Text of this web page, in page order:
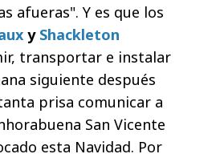
afueras". Y es que los
y Shackleton
transportar e instalar
siguiente después
prisa comunicar a
San Vicente
esta Navidad. Por